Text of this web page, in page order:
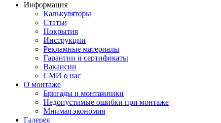
Информация
Калькуляторы
Статьи
Покрытия
Инструкции
Рекламные материалы
Гарантии и сертификаты
Вакансии
СМИ о нас
О монтаже
Бригады и монтажники
Недопустимые ошибки при монтаже
Мнимая экономия
Галерея